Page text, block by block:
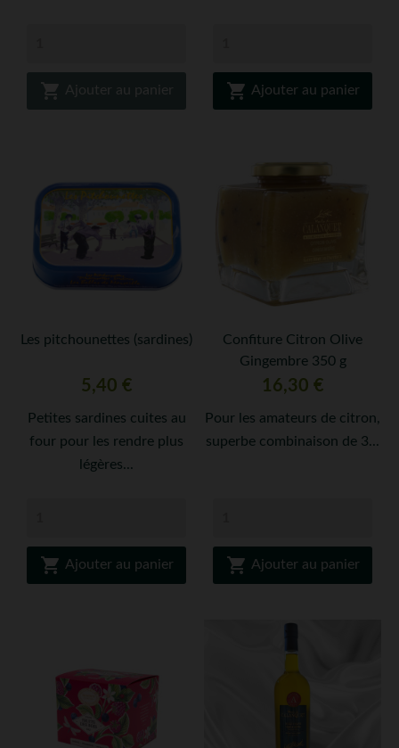
 Ajouter au panier  Ajouter au panier
Les pitchounettes (sardines)
Prix
5,40 €
Petites sardines cuites au
four pour les rendre plus
légères...
 Ajouter au panier
Confiture Citron Olive
Gingembre 350 g
Prix
16,30 €
Pour les amateurs de citron,
superbe combinaison de 3...
 Ajouter au panier